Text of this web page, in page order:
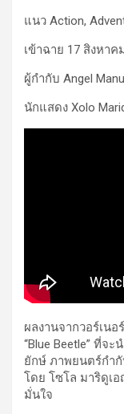
แนว Action,
เข้าฉาย 17 สิงหาค
ผู้กำกับ Angel
นักแสดง Xolo
ผลงานจากวอร์เนอ
“Blue Beetle” ที่จ
ยักษ์ ภาพยนตร์กำ
โดย โซโล มาริดูเ
มั่นใจ